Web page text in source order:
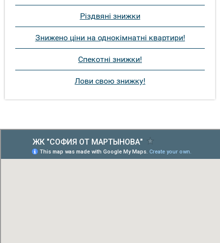
Різдвяні знижки
Знижено ціни на однокімнатні квартири!
Спекотні знижки!
Лови свою знижку!